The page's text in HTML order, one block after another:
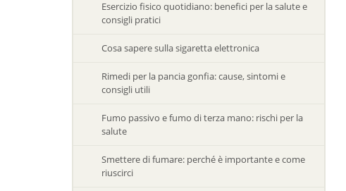
Esercizio fisico quotidiano: benefici per la salute e
consigli pratici
Cosa sapere sulla sigaretta elettronica
Rimedi per la pancia gonfia: cause, sintomi e
consigli utili
Fumo passivo e fumo di terza mano: rischi per la
salute
Smettere di fumare: perché è importante e come
riuscirci